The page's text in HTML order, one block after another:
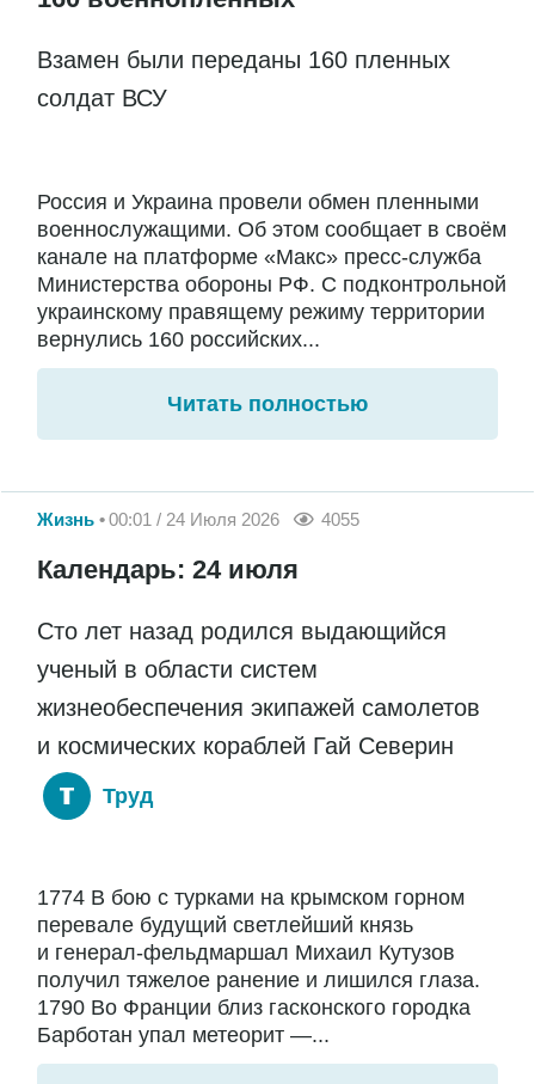
Взамен были переданы 160 пленных
солдат ВСУ
Россия и Украина провели обмен пленными
военнослужащими. Об этом сообщает в своём
канале на платформе «Макс» пресс-служба
Министерства обороны РФ. С подконтрольной
украинскому правящему режиму территории
вернулись 160 российских...
Читать полностью
Жизнь 00:01 / 24 Июля 2026 4055
Календарь: 24 июля
Сто лет назад родился выдающийся
ученый в области систем
жизнеобеспечения экипажей самолетов
и космических кораблей Гай Северин
Труд
1774 В бою с турками на крымском горном
перевале будущий светлейший князь
и генерал-фельдмаршал Михаил Кутузов
получил тяжелое ранение и лишился глаза.
1790 Во Франции близ гасконского городка
Барботан упал метеорит —...